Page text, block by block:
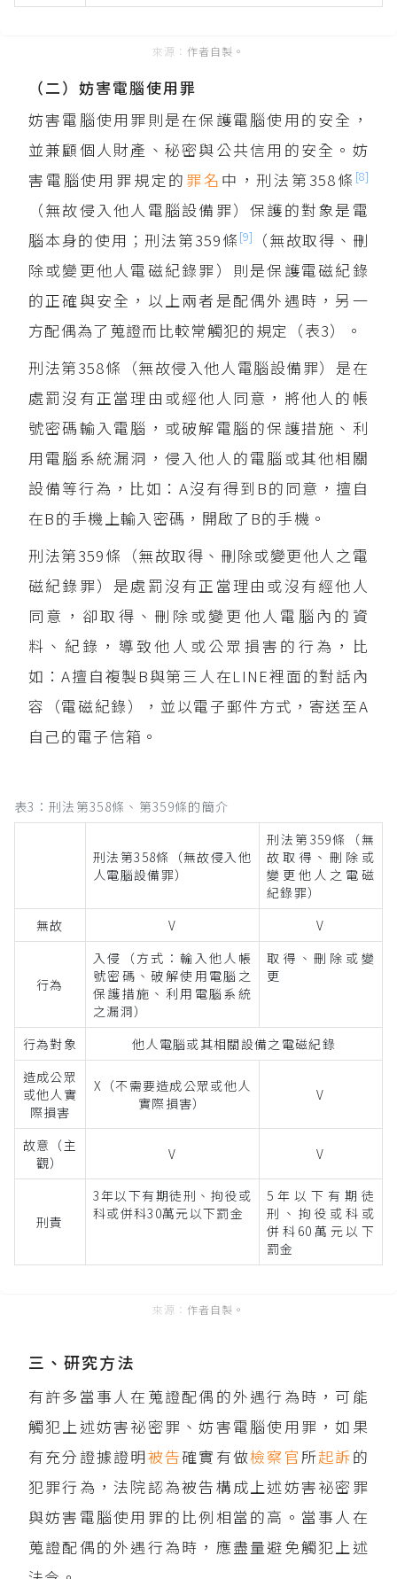
作者自製。
（二）妨害電腦使用罪
妨害電腦使用罪則是在保護電腦使用的安全，
並兼顧個人財產、秘密與公共信用的安全。妨
害電腦使用罪規定的 罪名 中，刑法第358條 [8]
（無故侵入他人電腦設備罪）保護的對象是電
腦本身的使用；刑法第359條 [9]
（無故取得、刪
除或變更他人電磁紀錄罪）則是保護電磁紀錄
的正確與安全，以上兩者是配偶外遇時，另一
方配偶為了蒐證而比較常觸犯的規定（表3）。
刑法第358條（無故侵入他人電腦設備罪）是在
處罰沒有正當理由或經他人同意，將他人的帳
號密碼輸入電腦，或破解電腦的保護措施、利
用電腦系統漏洞，侵入他人的電腦或其他相關
設備等行為，比如：A沒有得到B的同意，擅自
在B的手機上輸入密碼，開啟了B的手機。
刑法第359條（無故取得、刪除或變更他人之電
磁紀錄罪）是處罰沒有正當理由或沒有經他人
同意，卻取得、刪除或變更他人電腦內的資
料、紀錄，導致他人或公眾損害的行為，比
如：A擅自複製B與第三人在LINE裡面的對話內
容（電磁紀錄），並以電子郵件方式，寄送至A
自己的電子信箱。
表3：刑法第358條、第359條的簡介
刑法第358條（無故侵入他
人電腦設備罪）
刑法第359條（無
故取得、刪除或
變更他人之電磁
紀錄罪）
無故
V V
行為
入侵（方式：輸入他人帳
號密碼、破解使用電腦之
保護措施、利用電腦系統
之漏洞）
取得、刪除或變
更
行為對象
他人電腦或其相關設備之電磁紀錄
造成公眾
或他人實
際損害
X（不需要造成公眾或他人
實際損害）
V
故意（主
觀）
V V
刑責
3年以下有期徒刑、拘役或
科或併科30萬元以下罰金
5年以下有期徒
刑、拘役或科或
併科60萬元以下
罰金
作者自製。
三、研究方法
有許多當事人在蒐證配偶的外遇行為時，可能
觸犯上述妨害祕密罪、妨害電腦使用罪，如果
有充分證據證明被告確實有做檢察官所起訴的
犯罪行為，法院認為被告構成上述妨害祕密罪
與妨害電腦使用罪的比例相當的高。當事人在
蒐證配偶的外遇行為時，應盡量避免觸犯上述